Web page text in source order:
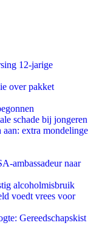
12-jarige
over pakket
schade bij jongeren
extra mondelinge
ambassadeur naar
alcoholmisbruik
voedt vrees voor
Gereedschapskist